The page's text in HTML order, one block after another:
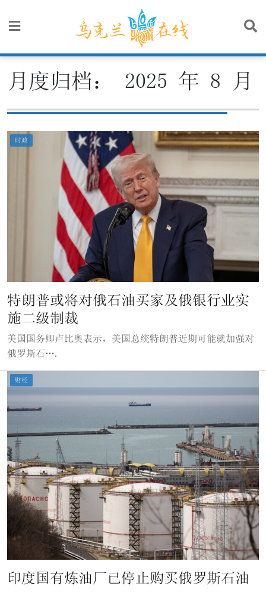
月度归档： 2025 年 8 月
时政
特朗普或将对俄石油买家及俄银行业实
施二级制裁
美国国务卿卢比奥表示，美国总统特朗普近期可能就加强对
俄罗斯石….
财经
印度国有炼油厂已停止购买俄罗斯石油